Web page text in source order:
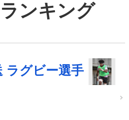
ンキング
ラグビー選手